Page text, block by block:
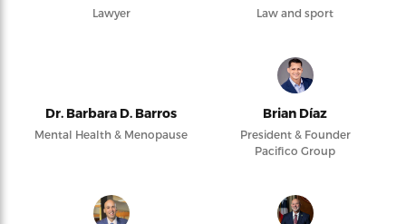
Lawyer Law and sport
Dr. Barbara D. Barros
Mental Health & Menopause
Brian Díaz
President & Founder
Pacifico Group